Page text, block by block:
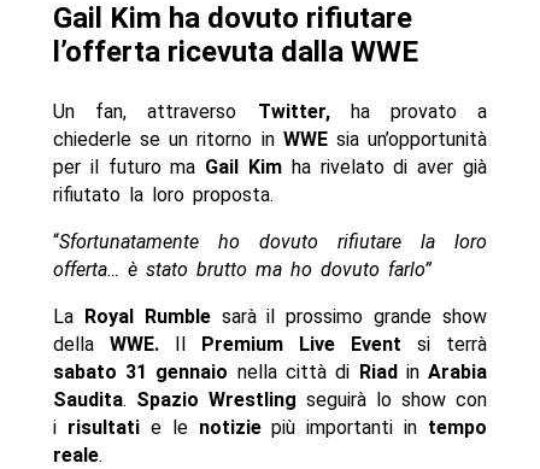
Gail Kim ha dovuto rifiutare
l’offerta ricevuta dalla WWE
Un fan, attraverso Twitter,ha provato a
chiederle se un ritorno in WWEsia un’opportunità
per il futuro ma Gail Kim ha rivelato di aver già
rifiutato la loro proposta.
“Sfortunatamente ho dovuto rifiutare la loro
offerta… è stato brutto ma ho dovuto farlo”
La Royal Rumble sarà il prossimo grande show
dellaWWE.Il Premium Live Event si terrà
sabato 31 gennaio nella città di Riad inArabia
Saudita. Spazio Wrestling seguirà lo show con
i risultatie le notiziepiù importanti in tempo
reale.